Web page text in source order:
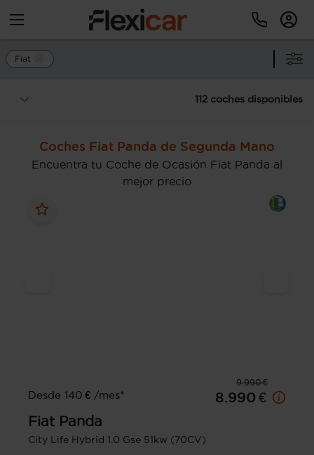
Fiat
112 coches disponibles
Coches Fiat Panda de Segunda Mano
Encuentra tu Coche de Ocasión Fiat Panda al
mejor precio
9.990 €
Desde 140 € /mes*
8.990 €
Fiat Panda
City Life Hybrid 1.0 Gse 51kw (70CV)